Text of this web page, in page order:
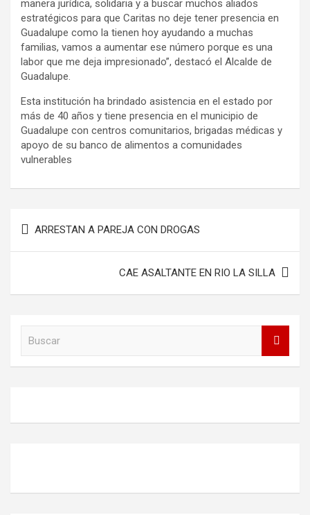
manera jurídica, solidaria y a buscar muchos aliados
estratégicos para que Caritas no deje tener presencia en
Guadalupe como la tienen hoy ayudando a muchas
familias, vamos a aumentar ese número porque es una
labor que me deja impresionado”, destacó el Alcalde de
Guadalupe.
Esta institución ha brindado asistencia en el estado por
más de 40 años y tiene presencia en el municipio de
Guadalupe con centros comunitarios, brigadas médicas y
apoyo de su banco de alimentos a comunidades
vulnerables
ARRESTAN A PAREJA CON DROGAS
CAE ASALTANTE EN RIO LA SILLA